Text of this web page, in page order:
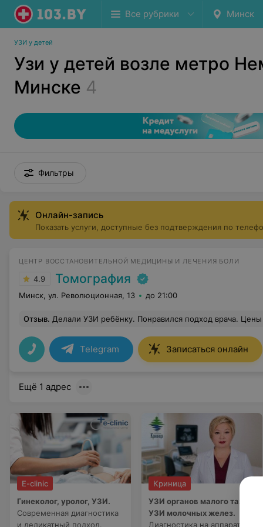
Все рубрики Минск
УЗИ у детей
Узи у детей возле метро
Минске 4
Фильтры
Онлайн-запись
Показать услуги, доступные без подтверждения по
ЦЕНТР ВОССТАНОВИТЕЛЬНОЙ МЕДИЦИНЫ И ЛЕЧЕНИЯ БОЛИ
4.9 Томография
Минск, ул. Революционная, 13 до 21:00
Отзыв. Делали УЗИ ребёнку. Понравился подход врача. Цены приятные. Место расположения удобное. Внутри центр
Telegram Записаться онлайн
Ещё 1 адрес
E-clinic
Гинеколог, уролог, УЗИ.
Современная диагностика
и деликатный подход.
Криница
УЗИ органов малого таза,
УЗИ молочных желез.
Диагностика на аппарате